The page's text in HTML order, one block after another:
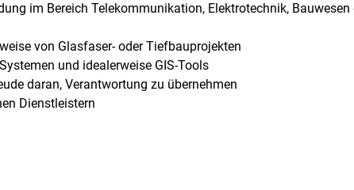
im Bereich Telekommunikation, Elektrotechnik, Bauwesen
von Glasfaser- oder Tiefbauprojekten
und idealerweise GIS-Tools
daran, Verantwortung zu übernehmen
Dienstleistern